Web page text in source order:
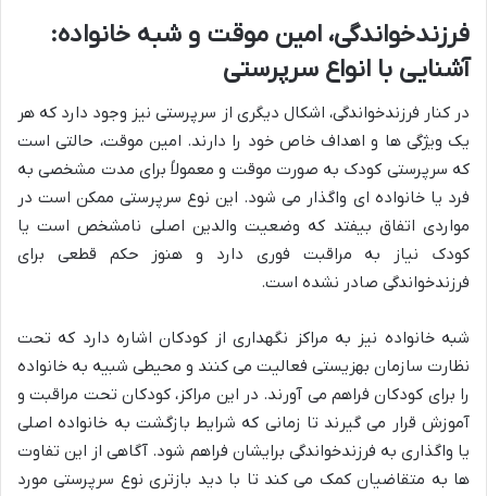
فرزندخواندگی، امین موقت و شبه خانواده:
آشنایی با انواع سرپرستی
در کنار فرزندخواندگی، اشکال دیگری از سرپرستی نیز وجود دارد که هر
یک ویژگی ها و اهداف خاص خود را دارند. امین موقت، حالتی است
که سرپرستی کودک به صورت موقت و معمولاً برای مدت مشخصی به
فرد یا خانواده ای واگذار می شود. این نوع سرپرستی ممکن است در
مواردی اتفاق بیفتد که وضعیت والدین اصلی نامشخص است یا
کودک نیاز به مراقبت فوری دارد و هنوز حکم قطعی برای
فرزندخواندگی صادر نشده است.
شبه خانواده نیز به مراکز نگهداری از کودکان اشاره دارد که تحت
نظارت سازمان بهزیستی فعالیت می کنند و محیطی شبیه به خانواده
را برای کودکان فراهم می آورند. در این مراکز، کودکان تحت مراقبت و
آموزش قرار می گیرند تا زمانی که شرایط بازگشت به خانواده اصلی
یا واگذاری به فرزندخواندگی برایشان فراهم شود. آگاهی از این تفاوت
ها به متقاضیان کمک می کند تا با دید بازتری نوع سرپرستی مورد